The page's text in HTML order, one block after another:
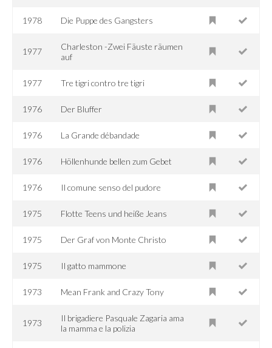
1978 Die Puppe des Gangsters
1977
Charleston -Zwei Fäuste räumen
auf
1977 Tre tigri contro tre tigri
1976 Der Bluffer
1976 La Grande débandade
1976 Höllenhunde bellen zum Gebet
1976 Il comune senso del pudore
1975 Flotte Teens und heiße Jeans
1975 Der Graf von Monte Christo
1975 Il gatto mammone
1973 Mean Frank and Crazy Tony
1973
Il brigadiere Pasquale Zagaria ama
la mamma e la polizia